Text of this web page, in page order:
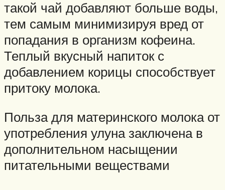
такой чай добавляют больше воды,
тем самым минимизируя вред от
попадания в организм кофеина.
Теплый вкусный напиток с
добавлением корицы способствует
притоку молока.
Польза для материнского молока от
употребления улуна заключена в
дополнительном насыщении
питательными веществами